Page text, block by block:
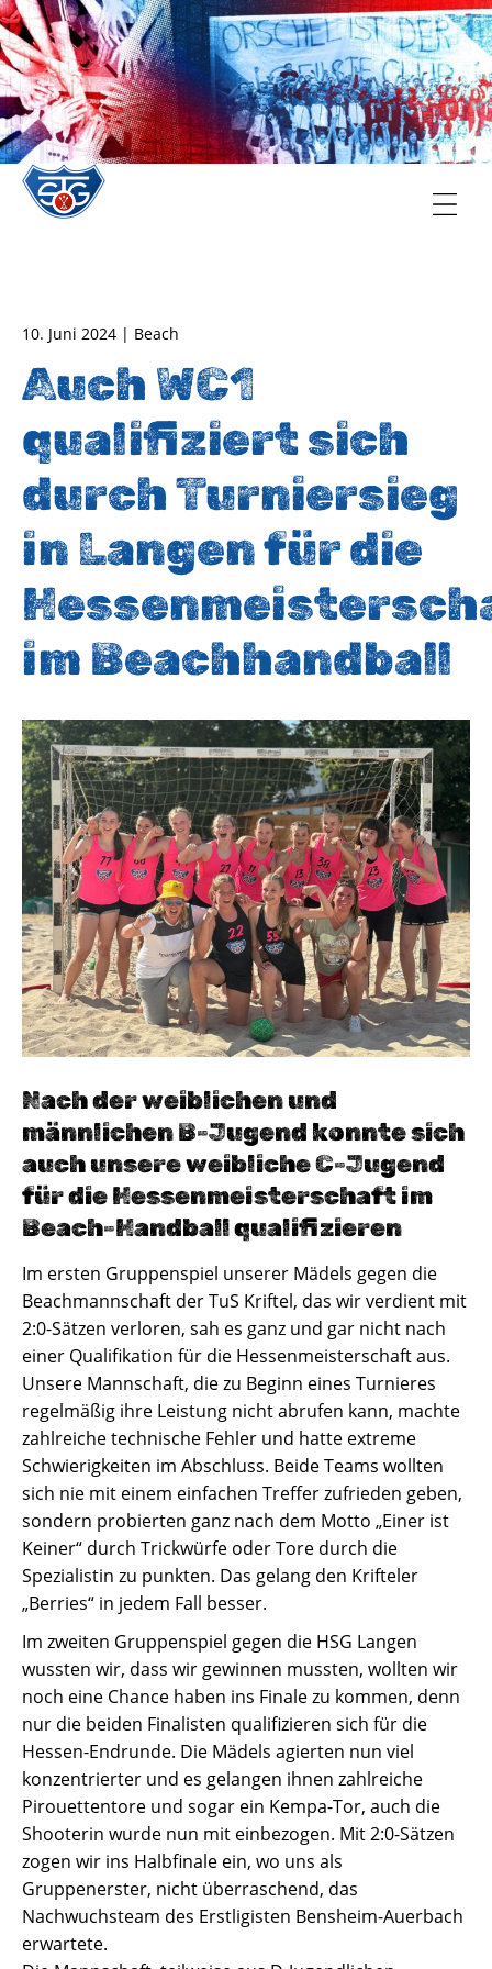
10. Juni 2024 | Beach
Auch WC1
qualifiziert sich
durch Turniersieg
in Langen für die
im Beachhandball
Nach der weiblichen und
männlichen B-Jugend konnte sich
auch unsere weibliche C-Jugend
für die Hessenmeisterschaft im
Beach-Handball qualifizieren
Im ersten Gruppenspiel unserer Mädels gegen die
Beachmannschaft der TuS Kriftel, das wir verdient mit
2:0-Sätzen verloren, sah es ganz und gar nicht nach
einer Qualifikation für die Hessenmeisterschaft aus.
Unsere Mannschaft, die zu Beginn eines Turnieres
regelmäßig ihre Leistung nicht abrufen kann, machte
zahlreiche technische Fehler und hatte extreme
Schwierigkeiten im Abschluss. Beide Teams wollten
sich nie mit einem einfachen Treffer zufrieden geben,
sondern probierten ganz nach dem Motto „Einer ist
Keiner“ durch Trickwürfe oder Tore durch die
Spezialistin zu punkten. Das gelang den Krifteler
„Berries“ in jedem Fall besser.
Im zweiten Gruppenspiel gegen die HSG Langen
wussten wir, dass wir gewinnen mussten, wollten wir
noch eine Chance haben ins Finale zu kommen, denn
nur die beiden Finalisten qualifizieren sich für die
Hessen-Endrunde. Die Mädels agierten nun viel
konzentrierter und es gelangen ihnen zahlreiche
Pirouettentore und sogar ein Kempa-Tor, auch die
Shooterin wurde nun mit einbezogen. Mit 2:0-Sätzen
zogen wir ins Halbfinale ein, wo uns als
Gruppenerster, nicht überraschend, das
Nachwuchsteam des Erstligisten Bensheim-Auerbach
erwartete.